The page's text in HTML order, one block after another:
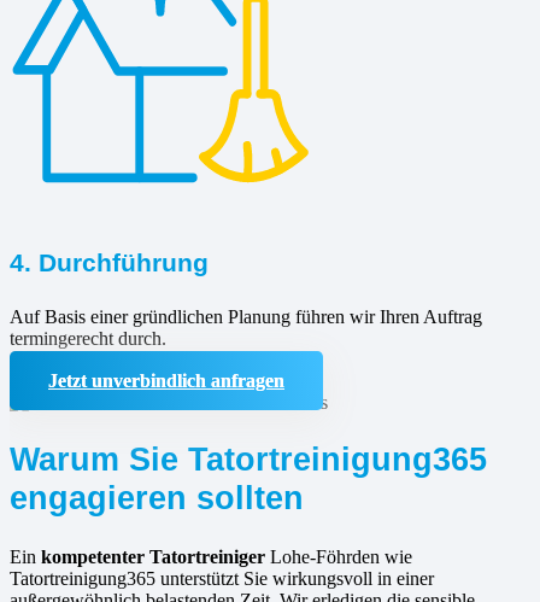
4. Durchführung
Auf Basis einer gründlichen Planung führen wir Ihren Auftrag
termingerecht durch.
Jetzt unverbindlich anfragen
Warum Sie Tatortreinigung365
engagieren sollten
Ein kompetenter Tatortreiniger Lohe-Föhrden wie
Tatortreinigung365 unterstützt Sie wirkungsvoll in einer